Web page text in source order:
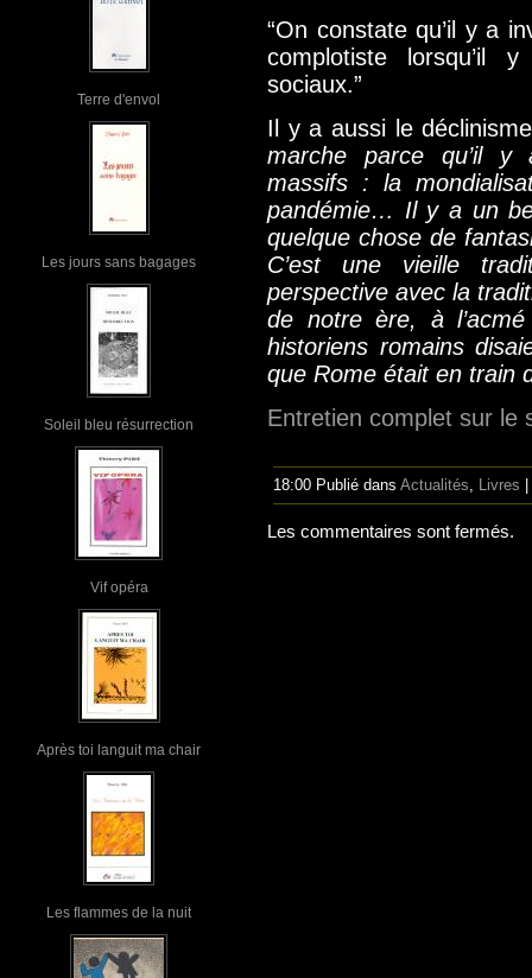
Terre d'envol
Les jours sans bagages
Soleil bleu résurrection
Vif opéra
Après toi languit ma chair
Les flammes de la nuit
“On constate qu’il y a
complotiste lorsqu’il
sociaux.”
Il y a aussi le
marche parce qu’il y
massifs : la
pandémie… Il y a un
quelque chose de
C’est une vieille
perspective avec la
de notre ère, à
historiens romains
que Rome était en train
Entretien complet sur le
18:00 Publié dans Actualités, Livres
Les commentaires sont fermés.